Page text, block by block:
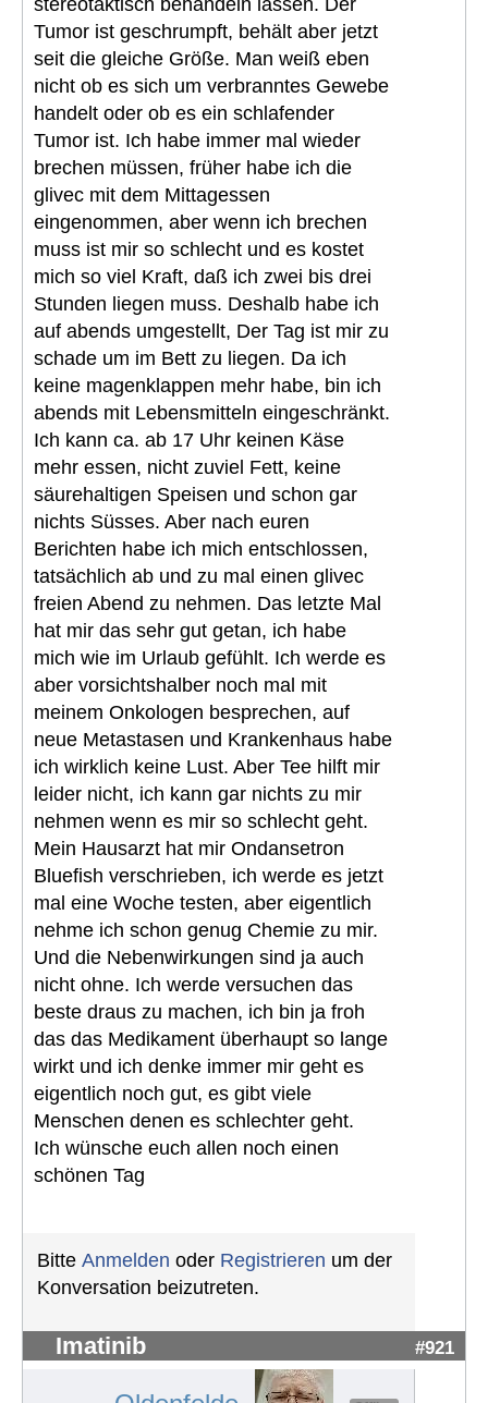
stereotaktisch behandeln lassen. Der
Tumor ist geschrumpft, behält aber jetzt
seit die gleiche Größe. Man weiß eben
nicht ob es sich um verbranntes Gewebe
handelt oder ob es ein schlafender
Tumor ist. Ich habe immer mal wieder
brechen müssen, früher habe ich die
glivec mit dem Mittagessen
eingenommen, aber wenn ich brechen
muss ist mir so schlecht und es kostet
mich so viel Kraft, daß ich zwei bis drei
Stunden liegen muss. Deshalb habe ich
auf abends umgestellt, Der Tag ist mir zu
schade um im Bett zu liegen. Da ich
keine magenklappen mehr habe, bin ich
abends mit Lebensmitteln eingeschränkt.
Ich kann ca. ab 17 Uhr keinen Käse
mehr essen, nicht zuviel Fett, keine
säurehaltigen Speisen und schon gar
nichts Süsses. Aber nach euren
Berichten habe ich mich entschlossen,
tatsächlich ab und zu mal einen glivec
freien Abend zu nehmen. Das letzte Mal
hat mir das sehr gut getan, ich habe
mich wie im Urlaub gefühlt. Ich werde es
aber vorsichtshalber noch mal mit
meinem Onkologen besprechen, auf
neue Metastasen und Krankenhaus habe
ich wirklich keine Lust. Aber Tee hilft mir
leider nicht, ich kann gar nichts zu mir
nehmen wenn es mir so schlecht geht.
Mein Hausarzt hat mir Ondansetron
Bluefish verschrieben, ich werde es jetzt
mal eine Woche testen, aber eigentlich
nehme ich schon genug Chemie zu mir.
Und die Nebenwirkungen sind ja auch
nicht ohne. Ich werde versuchen das
beste draus zu machen, ich bin ja froh
das das Medikament überhaupt so lange
wirkt und ich denke immer mir geht es
eigentlich noch gut, es gibt viele
Menschen denen es schlechter geht.
Ich wünsche euch allen noch einen
schönen Tag
Bitte Anmelden oder Registrieren um der
Konversation beizutreten.
Imatinib #921